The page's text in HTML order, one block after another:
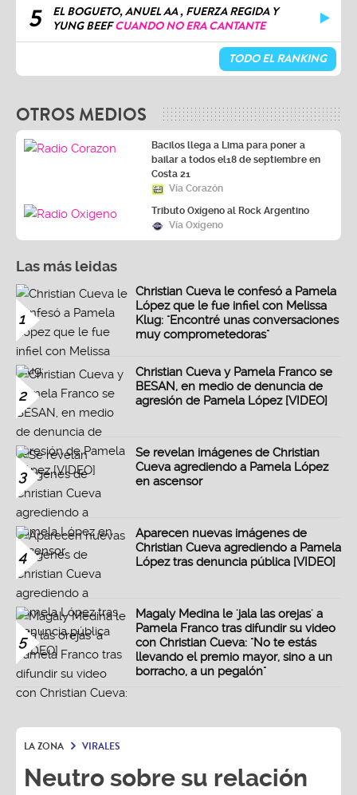
5
EL BOGUETO, ANUEL AA , FUERZA REGIDA Y
YUNG BEEFCUANDO NO ERA CANTANTE
TODO EL RANKING
OTROS MEDIOS
Bacilos llega a Lima para poner a
bailar a todos el18 de septiembre en
Costa 21
Vía Corazón
Tributo Oxígeno al Rock Argentino
Vía Oxígeno
Las más leidas
1
Christian Cueva le confesó a Pamela
López que le fue infiel con Melissa
Klug: "Encontré unas conversaciones
muy comprometedoras"
2
Christian Cueva y Pamela Franco se
BESAN, en medio de denuncia de
agresión de Pamela López [VIDEO]
3
Se revelan imágenes de Christian
Cueva agrediendo a Pamela López
en ascensor
4
Aparecen nuevas imágenes de
Christian Cueva agrediendo a Pamela
López tras denuncia pública [VIDEO]
5
Magaly Medina le 'jala las orejas' a
Pamela Franco tras difundir su video
con Christian Cueva: "No te estás
llevando el premio mayor, sino a un
borracho, a un pegalón"
LA ZONA VIRALES
Neutro sobre su relación